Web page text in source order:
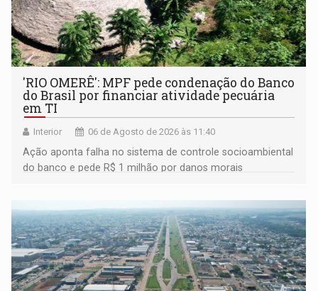
'RIO OMERÊ': MPF pede condenação do Banco
do Brasil por financiar atividade pecuária
em TI
Interior 06 de Agosto de 2026 às 11:40
Ação aponta falha no sistema de controle socioambiental
do banco e pede R$ 1 milhão por danos morais